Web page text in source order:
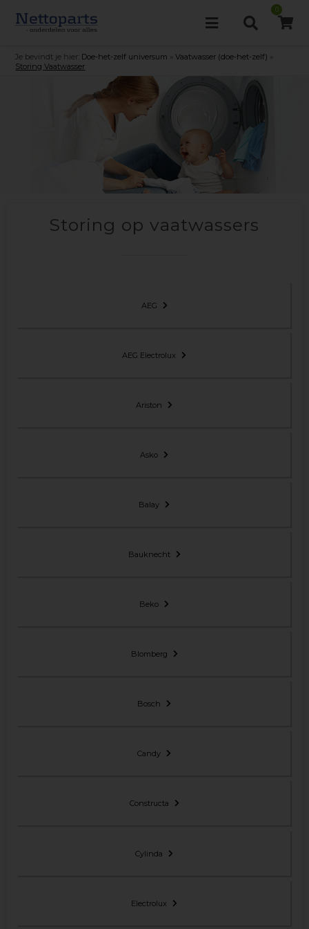
0
Je bevindt je hier: Doe-het-zelf universum »Vaatwasser (doe-het-zelf)
Storing Vaatwasser
Storing op vaatwassers
AEG
AEG Electrolux
Ariston
Asko
Balay
Bauknecht
Beko
Blomberg
Bosch
Candy
Constructa
Cylinda
Electrolux